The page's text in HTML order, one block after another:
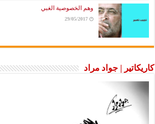
وهم الخصوصية الغبي
29/05/2017
كاريكاتير | جواد مراد